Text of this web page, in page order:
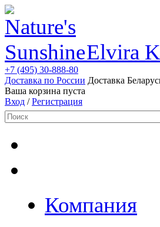
Elvira
+7 (495) 30-888-80
Доставка по России Доставка
Ваша корзина пуста
Вход /Регистрация
Компания